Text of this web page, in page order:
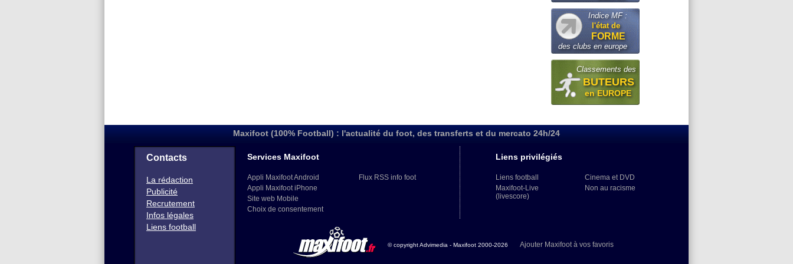
Indice MF :
l'état de
FORME
des clubs en europe
Classements des
BUTEURS
en EUROPE
Maxifoot (100% Football) : l'actualité du foot, des transferts et du mercato 24h/24
Contacts
La rédaction
Publicité
Recrutement
Infos légales
Liens football
Services Maxifoot
Appli Maxifoot Android
Appli Maxifoot iPhone
Site web Mobile
Choix de consentement
Flux RSS info foot
Liens privilégiés
Liens football
Maxifoot-Live
(livescore)
Cinema et DVD
Non au racisme
© copyright Advimedia - Maxifoot 2000-2026 Ajouter Maxifoot à vos favoris